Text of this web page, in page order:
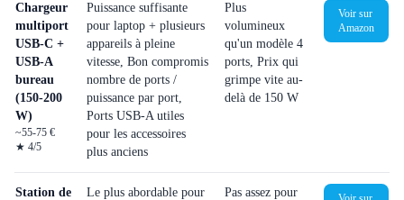
Chargeur
multiport
USB-C +
USB-A
bureau
(150-200
W)
~55-75 €
★ 4/5
Puissance suffisante
pour laptop + plusieurs
appareils à pleine
vitesse, Bon compromis
nombre de ports /
puissance par port,
Ports USB-A utiles
pour les accessoires
plus anciens
Plus
volumineux
qu'un modèle 4
ports, Prix qui
grimpe vite au-
delà de 150 W
Voir sur
Amazon
Station de
Le plus abordable pour
Pas assez pour